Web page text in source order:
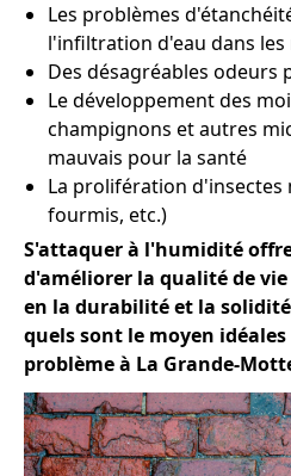
Les problèmes
l'infiltration d'eau dans les
Des désagréables odeurs
Le développement des
champignons et autres
mauvais pour la santé
La prolifération d'insectes
fourmis, etc.)
S'attaquer à l'humidité
d'améliorer la qualité de
en la durabilité et la
quels sont le moyen
problème à La Grande-